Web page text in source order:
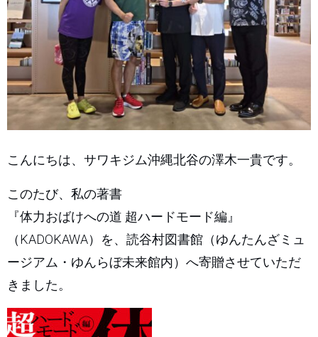
こんにちは、サワキジム沖縄北谷の澤木一貴です。
このたび、私の著書
『体力おばけへの道 超ハードモード編』
（KADOKAWA）を、読谷村図書館（ゆんたんざミュ
ージアム・ゆんらぼ未来館内）へ寄贈させていただ
きました。